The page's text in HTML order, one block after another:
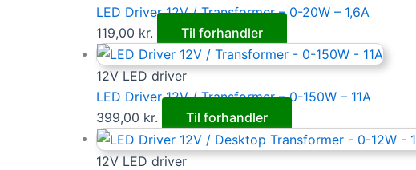
LED Driver 12V / Transformer – 0-20W – 1,6A
119,00 kr. Til forhandler
12V LED driver
LED Driver 12V / Transformer – 0-150W – 11A
399,00 kr. Til forhandler
12V LED driver